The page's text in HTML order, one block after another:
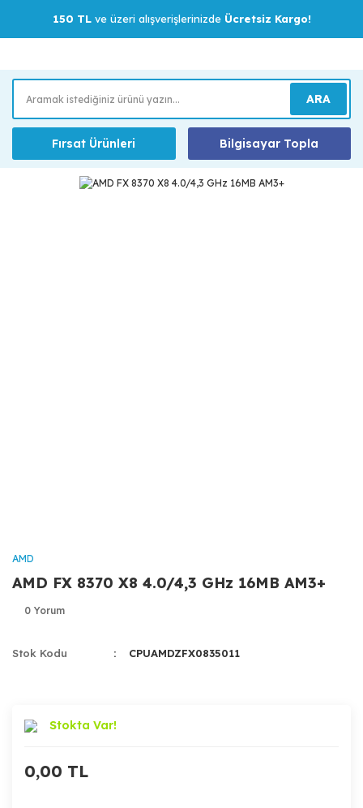
150 TLve üzeri alışverişlerinizde Ücretsiz Kargo!
ARA
Fırsat Ürünleri Bilgisayar Topla
AMD
AMD FX 8370 X8 4.0/4,3 GHz 16MB AM3+
0 Yorum
Stok Kodu CPUAMDZFX0835011
Stokta Var!
0,00 TL